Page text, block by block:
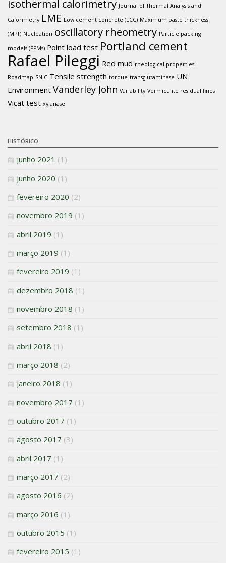
isothermal calorimetry Journal of Thermal Analysis and
Calorimetry LME Low cement concrete (LCC) Maximum paste thickness
(MPT) Nucleation oscillatory rheometry Particle packing
models (PPMs) Point load test Portland cement
Rafael Pileggi Red mud rheological properties
Roadmap SNIC Tensile strength torque transglutaminase UN
Environment Vanderley John Variability Vermiculite residual fines
Vicat test xylanase
HISTÓRICO
junho 2021 (1)
junho 2020 (1)
fevereiro 2020 (2)
novembro 2019 (1)
abril 2019 (1)
março 2019 (1)
fevereiro 2019 (1)
dezembro 2018 (1)
novembro 2018 (1)
setembro 2018 (1)
abril 2018 (1)
março 2018 (2)
janeiro 2018 (1)
novembro 2017 (1)
outubro 2017 (1)
agosto 2017 (3)
abril 2017 (1)
março 2017 (2)
agosto 2016 (2)
março 2016 (1)
outubro 2015 (1)
fevereiro 2015 (1)